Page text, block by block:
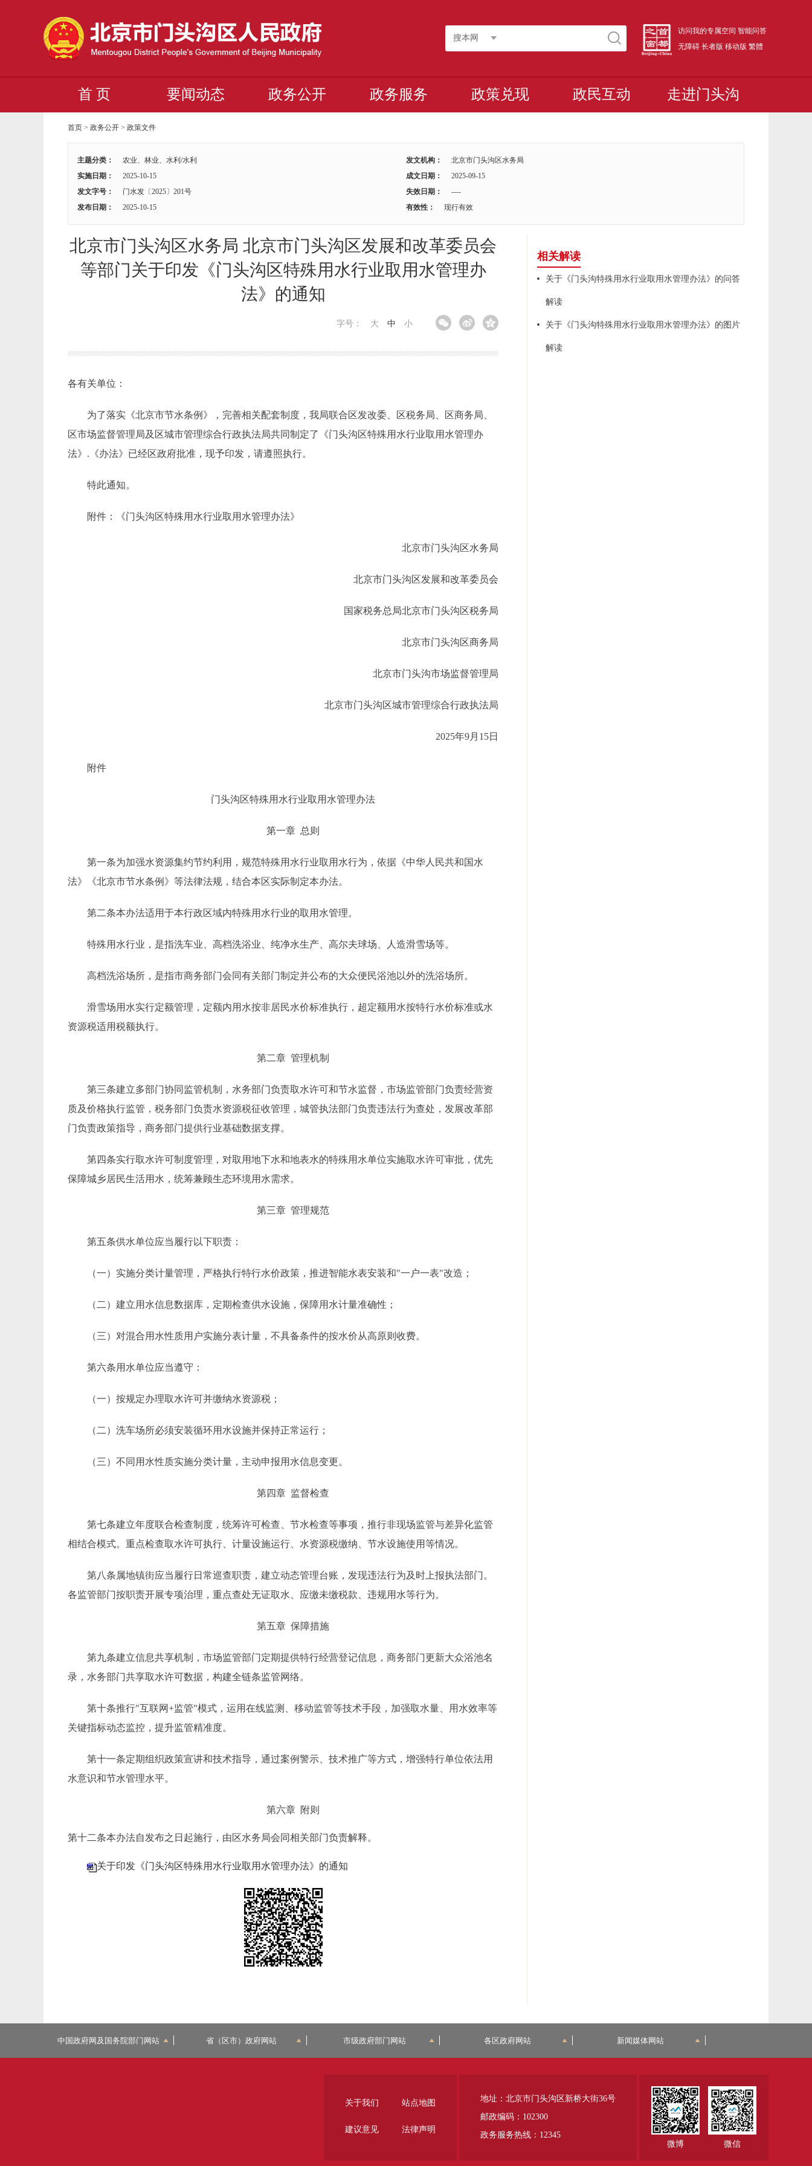
搜本网
访问我的专属空间 智能问答
无障碍 长者版 移动版 繁體
首 页 要闻动态 政务公开 政务服务 政策兑现 政民互动 走进门头沟
首页 >政务公开 >政策文件
主题分类： 农业、林业、水利/水利 发文机构：
北京市门头沟区水务局
实施日期：
2025-10-15 成文日期：
2025-09-15
发文字号：
门水发〔2025〕201号 失效日期：
----
发布日期：
2025-10-15 有效性： 现行有效
北京市门头沟区水务局 北京市门头沟区发展和改革委员会
等部门关于印发《门头沟区特殊用水行业取用水管理办
法》的通知
字号： 大 中 小
各有关单位：
为了落实《北京市节水条例》，完善相关配套制度，我局联合区发改委、区税务局、区商务局、
区市场监督管理局及区城市管理综合行政执法局共同制定了《门头沟区特殊用水行业取用水管理办
法》 .《办法》已经区政府批准，现予印发，请遵照执行。
特此通知。
附件： 《门头沟区特殊用水行业取用水管理办法》
北京市门头沟区水务局
北京市门头沟区发展和改革委员会
国家税务总局北京市门头沟区税务局
北京市门头沟区商务局
北京市门头沟市场监督管理局
北京市门头沟区城市管理综合行政执法局
2025年9月15日
附件
门头沟区特殊用水行业取用水管理办法
第一章 总则
第一条为加强水资源集约节约利用，规范特殊用水行业取用水行为，依据《中华人民共和国水
法》《北京市节水条例》等法律法规，结合本区实际制定本办法。
第二条本办法适用于本行政区域内特殊用水行业的取用水管理。
特殊用水行业，是指洗车业、高档洗浴业、纯净水生产、高尔夫球场、人造滑雪场等。
高档洗浴场所，是指市商务部门会同有关部门制定并公布的大众便民浴池以外的洗浴场所。
滑雪场用水实行定额管理，定额内用水按非居民水价标准执行，超定额用水按特行水价标准或水
资源税适用税额执行。
第二章 管理机制
第三条建立多部门协同监管机制，水务部门负责取水许可和节水监督，市场监管部门负责经营资
质及价格执行监管，税务部门负责水资源税征收管理，城管执法部门负责违法行为查处，发展改革部
门负责政策指导，商务部门提供行业基础数据支撑。
第四条实行取水许可制度管理，对取用地下水和地表水的特殊用水单位实施取水许可审批，优先
保障城乡居民生活用水，统筹兼顾生态环境用水需求。
第三章 管理规范
第五条供水单位应当履行以下职责：
（一）实施分类计量管理，严格执行特行水价政策，推进智能水表安装和"一户一表"改造；
（二）建立用水信息数据库，定期检查供水设施，保障用水计量准确性；
（三）对混合用水性质用户实施分表计量，不具备条件的按水价从高原则收费。
第六条用水单位应当遵守：
（一）按规定办理取水许可并缴纳水资源税；
（二）洗车场所必须安装循环用水设施并保持正常运行；
（三）不同用水性质实施分类计量，主动申报用水信息变更。
第四章 监督检查
第七条建立年度联合检查制度，统筹许可检查、节水检查等事项，推行非现场监管与差异化监管
相结合模式。重点检查取水许可执行、计量设施运行、水资源税缴纳、节水设施使用等情况。
第八条属地镇街应当履行日常巡查职责，建立动态管理台账，发现违法行为及时上报执法部门。
各监管部门按职责开展专项治理，重点查处无证取水、 应缴未缴税款 、违规用水等行为。
第五章 保障措施
第九条建立信息共享机制，市场监管部门定期提供特行经营登记信息，商务部门更新大众浴池名
录，水务部门共享取水许可数据，构建全链条监管网络。
第十条推行"互联网+监管"模式，运用在线监测、移动监管等技术手段，加强取水量、用水效率等
关键指标动态监控，提升监管精准度。
第十一条定期组织政策宣讲和技术指导，通过案例警示、技术推广等方式，增强特行单位依法用
水意识和节水管理水平。
第六章 附则
第十二条本办法自发布之日起施行，由区水务局会同相关部门负责解释。
关于印发《门头沟区特殊用水行业取用水管理办法》的通知
相关解读
关于《门头沟特殊用水行业取用水管理办法》的问答
解读
关于《门头沟特殊用水行业取用水管理办法》的图片
解读
中国政府网及国务院部门网站 省（区市）政府网站 市级政府部门网站 各区政府网站 新闻媒体网站
微博 微信
地址：北京市门头沟区新桥大街36号
邮政编码：102300
政务服务热线：12345
关于我们 站点地图
建议意见 法律声明